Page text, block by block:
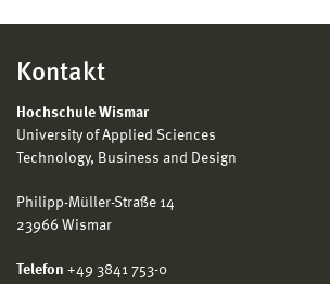
Kontakt
Hochschule Wismar
University of Applied Sciences
Technology, Business and Design
Philipp-Müller-Straße 14
23966 Wismar
Telefon +49 3841 753-0